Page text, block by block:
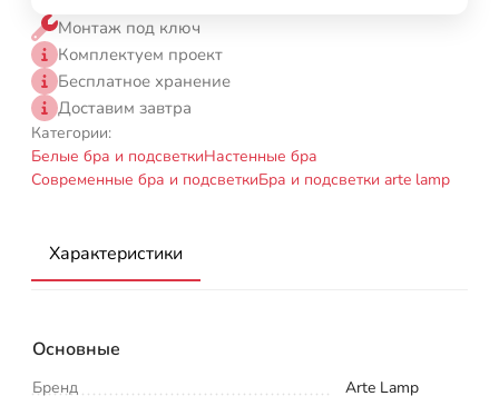
Монтаж под ключ
Комплектуем проект
Бесплатное хранение
Доставим завтра
Категории:
Белые бра и подсветкиНастенные бра
Современные бра и подсветкиБра и подсветки arte lamp
Характеристики
Основные
Бренд
Arte Lamp